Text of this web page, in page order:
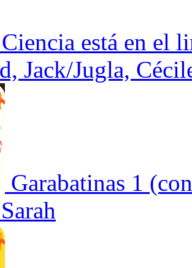
Ciencia está en el
Jack/Jugla,
Garabatinas 1